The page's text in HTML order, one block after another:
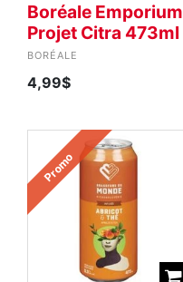
Boréale Emporium
Projet Citra 473ml
BORÉALE
4,99$
Promo